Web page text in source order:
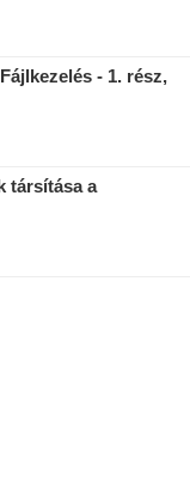
- 1. rész,
társítása a